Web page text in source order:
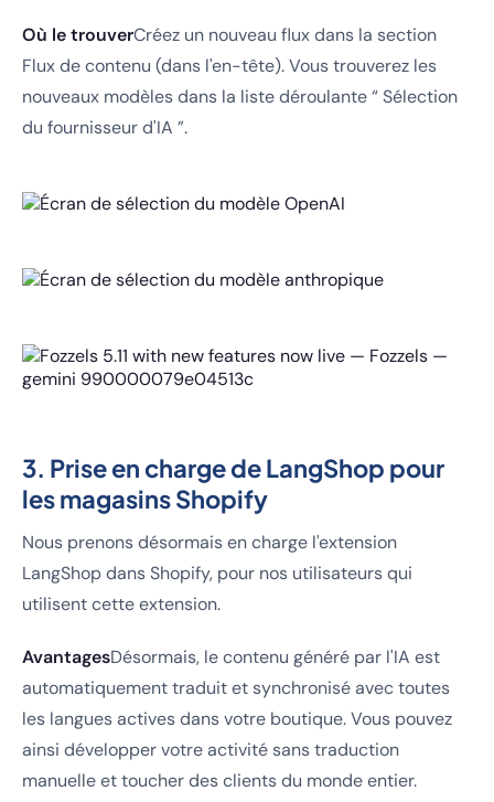
Où le trouverCréez un nouveau flux dans la section
Flux de contenu (dans l'en-tête). Vous trouverez les
nouveaux modèles dans la liste déroulante “ Sélection
du fournisseur d'IA ”.
3. Prise en charge de LangShop pour
les magasins Shopify
Nous prenons désormais en charge l'extension
LangShop dans Shopify, pour nos utilisateurs qui
utilisent cette extension.
AvantagesDésormais, le contenu généré par l'IA est
automatiquement traduit et synchronisé avec toutes
les langues actives dans votre boutique. Vous pouvez
ainsi développer votre activité sans traduction
manuelle et toucher des clients du monde entier.